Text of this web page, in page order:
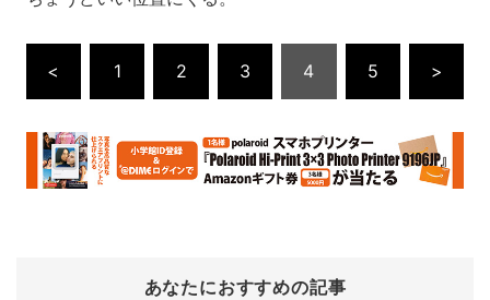
< 1 2 3 4 5 >
あなたにおすすめの記事